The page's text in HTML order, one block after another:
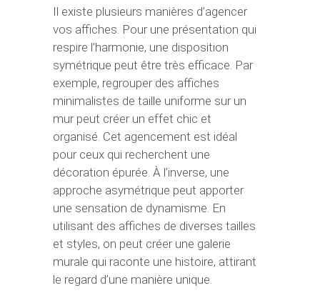
Il existe plusieurs manières d’agencer
vos affiches. Pour une présentation qui
respire l’harmonie, une disposition
symétrique peut être très efficace. Par
exemple, regrouper des affiches
minimalistes de taille uniforme sur un
mur peut créer un effet chic et
organisé. Cet agencement est idéal
pour ceux qui recherchent une
décoration épurée. À l’inverse, une
approche asymétrique peut apporter
une sensation de dynamisme. En
utilisant des affiches de diverses tailles
et styles, on peut créer une galerie
murale qui raconte une histoire, attirant
le regard d’une manière unique.